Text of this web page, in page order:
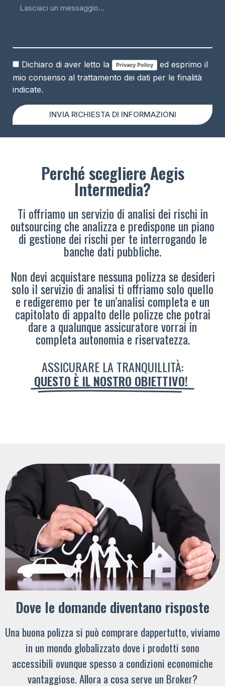
Dichiaro di aver letto la Privacy Policy
ed esprimo il
mio consenso al trattamento dei dati per le finalità
indicate.
INVIA RICHIESTA DI INFORMAZIONI
Perché scegliere Aegis
Intermedia?
Ti offriamo un servizio di analisi dei rischi in
outsourcing che analizza e predispone un piano
di gestione dei rischi per te interrogando le
banche dati pubbliche.
Non devi acquistare nessuna polizza se desideri
solo il servizio di analisi ti offriamo solo quello
e redigeremo per te un’analisi completa e un
capitolato di appalto delle polizze che potrai
dare a qualunque assicuratore vorrai in
completa autonomia e riservatezza.
ASSICURARE LA TRANQUILLITÀ:
QUESTO È IL NOSTRO OBIETTIVO!
Dove le domande diventano risposte
Una buona polizza si può comprare dappertutto, viviamo
in un mondo globalizzato dove i prodotti sono
accessibili ovunque spesso a condizioni economiche
vantaggiose. Allora a cosa serve un Broker?